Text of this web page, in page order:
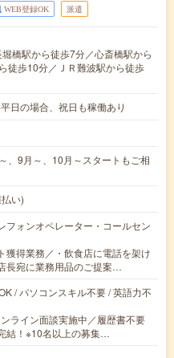
WEB登録OK 派遣
橋駅から徒歩7分／心斎橋駅から
徒歩10分／ＪＲ難波駅から徒歩
日の場合、祝日も稼働あり
9月～、10月～スタートもご相
い)
フォンオペレーター・コールセン
獲得業務／・飲食店に電話を架け
長宛に業務用品のご提案…
/ パソコンスキル不要 / 英語力不
ライン面談実施中／履歴書不要
結！※10名以上の募集…